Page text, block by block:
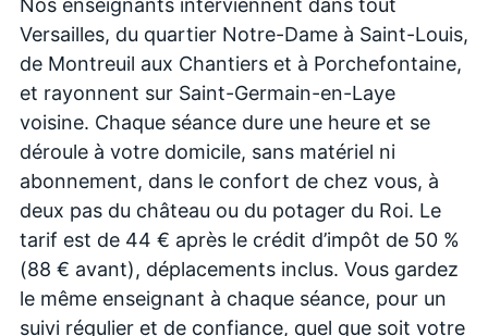
Versailles, du quartier Notre-Dame à Saint-Louis,
de Montreuil aux Chantiers et à Porchefontaine,
et rayonnent sur Saint-Germain-en-Laye
voisine. Chaque séance dure une heure et se
déroule à votre domicile, sans matériel ni
abonnement, dans le confort de chez vous, à
deux pas du château ou du potager du Roi. Le
tarif est de 44 € après le crédit d’impôt de 50 %
(88 € avant), déplacements inclus. Vous gardez
le même enseignant à chaque séance, pour un
suivi régulier et de confiance, quel que soit votre